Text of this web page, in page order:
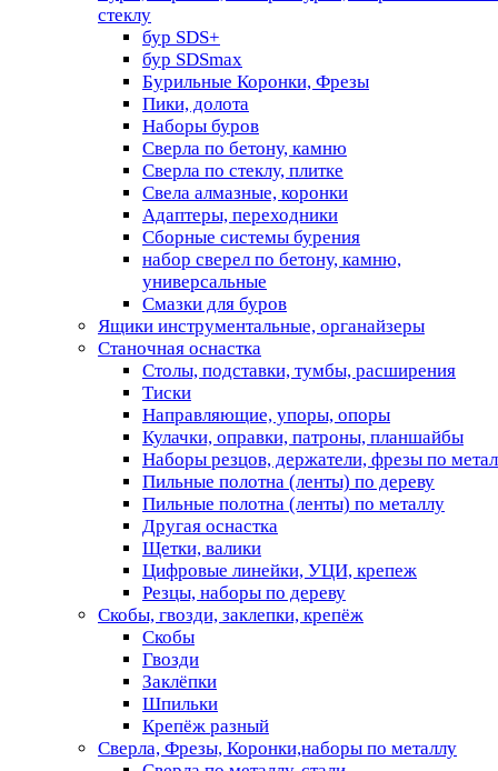
стеклу
бур SDS+
бур SDSmax
Бурильные Коронки, Фрезы
Пики, долота
Наборы буров
Сверла по бетону, камню
Сверла по стеклу, плитке
Свела алмазные, коронки
Адаптеры, переходники
Сборные системы бурения
набор сверел по бетону, камню,
универсальные
Смазки для буров
Ящики инструментальные, органайзеры
Станочная оснастка
Столы, подставки, тумбы, расширения
Тиски
Направляющие, упоры, опоры
Кулачки, оправки, патроны, планшайбы
Наборы резцов, держатели, фрезы по
Пильные полотна (ленты) по дереву
Пильные полотна (ленты) по металлу
Другая оснастка
Щетки, валики
Цифровые линейки, УЦИ, крепеж
Резцы, наборы по дереву
Скобы, гвозди, заклепки, крепёж
Скобы
Гвозди
Заклёпки
Шпильки
Крепёж разный
Сверла, Фрезы, Коронки,наборы по металлу